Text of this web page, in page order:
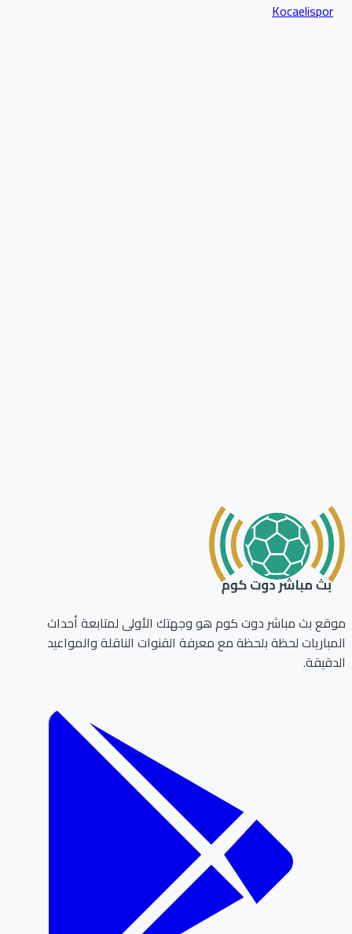
Kocaelispor
بث مباشر دوت كوم هو وجهتك الأولى لمتابعة أحداث
لحظة بلحظة مع معرفة القنوات الناقلة والمواعيد